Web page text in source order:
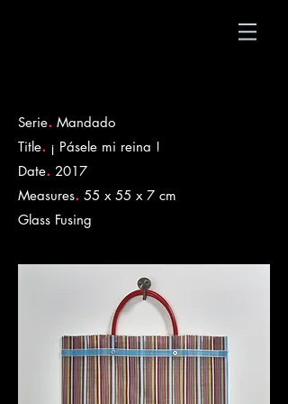
Serie. Mandado
Title. ¡ Pásele mi reina !
Date. 2017
Measures. 55 x 55 x 7 cm
​Glass Fusing